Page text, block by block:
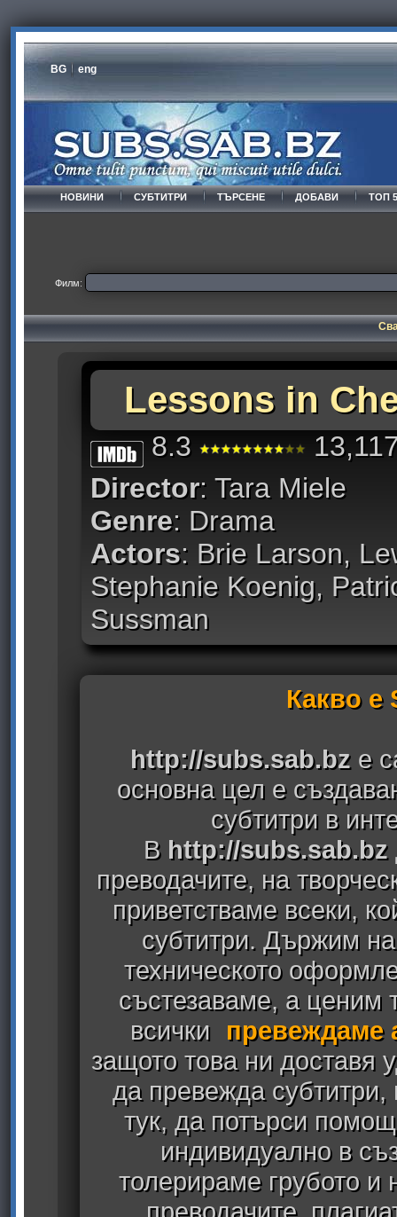
BG eng
НОВИНИ СУБТИТРИ ТЪРСЕНЕ ДОБАВИ ТОП
Филм:
Lessons in
8.3
Director: Tara Miele
Genre: Drama
Actors: Brie Larson,
Stephanie Koenig,
Sussman
Какво е
http://subs.sab.bz е
основна цел е
субтитри в
В http://subs.sab.bz
преводачите, на
приветстваме всеки,
субтитри. Държим
техническото
състезаваме, а ценим
всички
превеждаме
защото това ни доставя
да превежда
тук, да потърси
индивидуално в
толерираме грубото